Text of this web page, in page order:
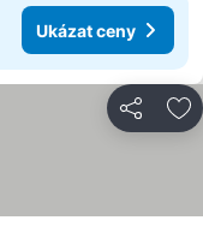
Ukázat ceny
Sdílet